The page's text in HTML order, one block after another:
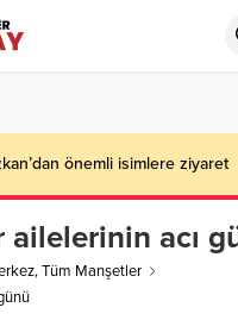
önemli isimlere ziyaret
ailelerinin acı
,Tüm Manşetler